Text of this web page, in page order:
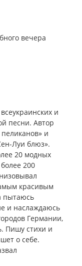
вечера
и
песни. Автор
и
Луи блюз».
20 модных
200
красивым
пытаюсь
и наслаждаюсь
Германии,
Пишу стихи и
о себе.